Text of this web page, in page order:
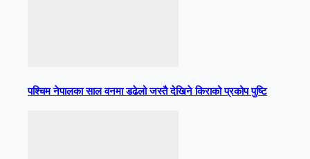
पश्चिम नेपालका साल वनमा डढेलो जस्तै देखिने किराको प्रकोप पुष्टि